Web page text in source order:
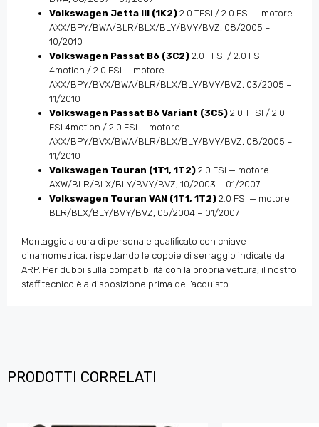
Volkswagen Jetta III (1K2) 2.0 TFSI / 2.0 FSI — motore
AXX/BPY/BWA/BLR/BLX/BLY/BVY/BVZ, 08/2005 –
10/2010
Volkswagen Passat B6 (3C2) 2.0 TFSI / 2.0 FSI
4motion / 2.0 FSI — motore
AXX/BPY/BVX/BWA/BLR/BLX/BLY/BVY/BVZ, 03/2005 –
11/2010
Volkswagen Passat B6 Variant (3C5) 2.0 TFSI / 2.0
FSI 4motion / 2.0 FSI — motore
AXX/BPY/BVX/BWA/BLR/BLX/BLY/BVY/BVZ, 08/2005 –
11/2010
Volkswagen Touran (1T1, 1T2) 2.0 FSI — motore
AXW/BLR/BLX/BLY/BVY/BVZ, 10/2003 – 01/2007
Volkswagen Touran VAN (1T1, 1T2) 2.0 FSI — motore
BLR/BLX/BLY/BVY/BVZ, 05/2004 – 01/2007
Montaggio a cura di personale qualificato con chiave
dinamometrica, rispettando le coppie di serraggio indicate da
ARP. Per dubbi sulla compatibilità con la propria vettura, il nostro
staff tecnico è a disposizione prima dell’acquisto.
PRODOTTI CORRELATI